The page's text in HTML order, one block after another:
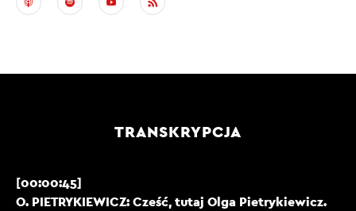
TRANSKRYPCJA
[00:00:45]
O. PIETRYKIEWICZ: Cześć, tutaj Olga Pietrykiewicz.